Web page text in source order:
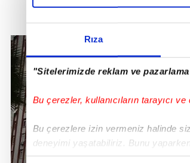
Rıza
"Sitelerimizde reklam ve
Bu çerezler, kullanıcıların tarayıcı ve
Bu çerezlere izin vermeniz halinde
deneyimi yaşatabiliriz. Bunu
içerikleri sunabilmek adına